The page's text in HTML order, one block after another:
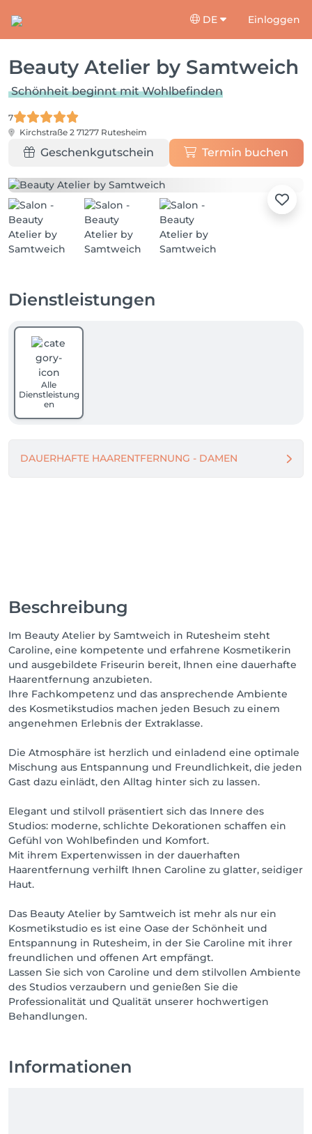
DE Einloggen
Beauty Atelier by Samtweich
Schönheit beginnt mit Wohlbefinden
7
Kirchstraße 2 71277 Rutesheim
Geschenkgutschein Termin buchen
Dienstleistungen
Alle
Dienstleistung
en
DAUERHAFTE HAARENTFERNUNG - DAMEN
Beschreibung
Im Beauty Atelier by Samtweich in Rutesheim steht
Caroline, eine kompetente und erfahrene Kosmetikerin
und ausgebildete Friseurin bereit, Ihnen eine dauerhafte
Haarentfernung anzubieten.
Ihre Fachkompetenz und das ansprechende Ambiente
des Kosmetikstudios machen jeden Besuch zu einem
angenehmen Erlebnis der Extraklasse.
Die Atmosphäre ist herzlich und einladend eine optimale
Mischung aus Entspannung und Freundlichkeit, die jeden
Gast dazu einlädt, den Alltag hinter sich zu lassen.
Elegant und stilvoll präsentiert sich das Innere des
Studios: moderne, schlichte Dekorationen schaffen ein
Gefühl von Wohlbefinden und Komfort.
Mit ihrem Expertenwissen in der dauerhaften
Haarentfernung verhilft Ihnen Caroline zu glatter, seidiger
Haut.
Das Beauty Atelier by Samtweich ist mehr als nur ein
Kosmetikstudio es ist eine Oase der Schönheit und
Entspannung in Rutesheim, in der Sie Caroline mit ihrer
freundlichen und offenen Art empfängt.
Lassen Sie sich von Caroline und dem stilvollen Ambiente
des Studios verzaubern und genießen Sie die
Professionalität und Qualität unserer hochwertigen
Behandlungen.
Informationen